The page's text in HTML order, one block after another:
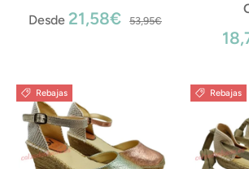
Desde 21,58€ 53,95€
Rebajas Rebajas